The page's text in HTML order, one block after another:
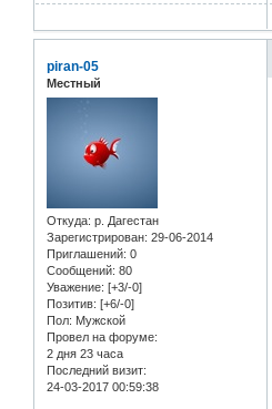
piran-05
Местный
Откуда: р. Дагестан
Зарегистрирован: 29-06-2014
Приглашений: 0
Сообщений: 80
Уважение: [+3/-0]
Позитив: [+6/-0]
Пол: Мужской
Провел на форуме:
2 дня 23 часа
Последний визит:
24-03-2017 00:59:38